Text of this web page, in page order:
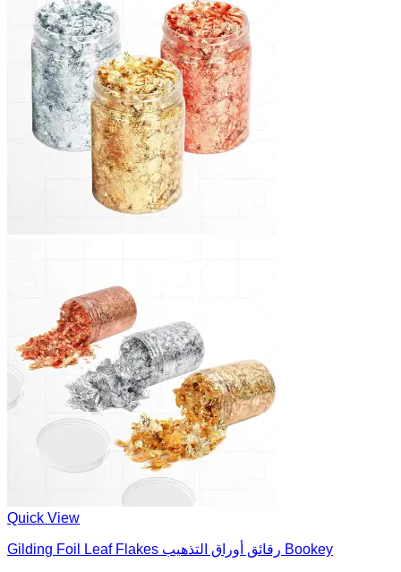
Quick View
Gilding Foil Leaf Flakes رقائق أوراق التذهيب Bookey